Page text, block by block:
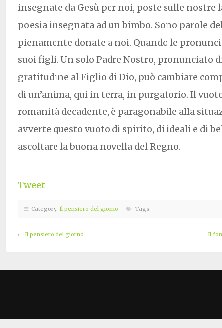
insegnate da Gesù per noi, poste sulle nostre
poesia insegnata ad un bimbo. Sono parole
pienamente donate a noi. Quando le
suoi figli. Un solo Padre Nostro, pronunciato
gratitudine al Figlio di Dio, può cambiare
di un’anima, qui in terra, in purgatorio. Il
romanità decadente, è paragonabile alla
avverte questo vuoto di spirito, di ideali e di
ascoltare la buona novella del Regno.
Tweet
Category: Il pensiero del giorno Tags:
← Il pensiero del giorno Il